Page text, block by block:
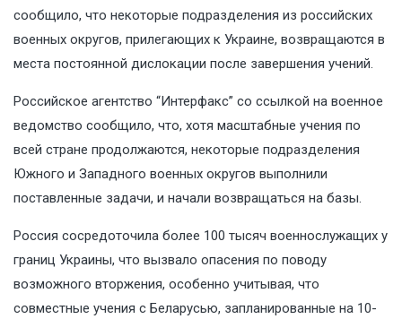
сообщило, что некоторые подразделения из российских
военных округов, прилегающих к Украине, возвращаются в
места постоянной дислокации после завершения учений.
Российское агентство “Интерфакс” со ссылкой на военное
ведомство сообщило, что, хотя масштабные учения по
всей стране продолжаются, некоторые подразделения
Южного и Западного военных округов выполнили
поставленные задачи, и начали возвращаться на базы.
Россия сосредоточила более 100 тысяч военнослужащих у
границ Украины, что вызвало опасения по поводу
возможного вторжения, особенно учитывая, что
совместные учения с Беларусью, запланированные на 10-